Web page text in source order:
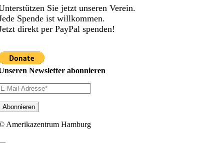
Sie jetzt unseren Verein.
Spende ist willkommen.
direkt per PayPal spenden!
Newsletter abonnieren
Amerikazentrum Hamburg